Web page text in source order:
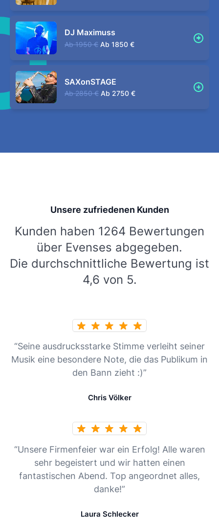
DJ Maximuss
Ab 1950 € Ab 1850 €
SAXonSTAGE
Ab 2850 € Ab 2750 €
Unsere zufriedenen Kunden
Kunden haben 1264 Bewertungen
über Evenses abgegeben.
Die durchschnittliche Bewertung ist
4,6 von 5.
“Seine ausdrucksstarke Stimme verleiht seiner
Musik eine besondere Note, die das Publikum in
den Bann zieht :)”
Chris Völker
“Unsere Firmenfeier war ein Erfolg! Alle waren
sehr begeistert und wir hatten einen
fantastischen Abend. Top angeordnet alles,
danke!”
Laura Schlecker